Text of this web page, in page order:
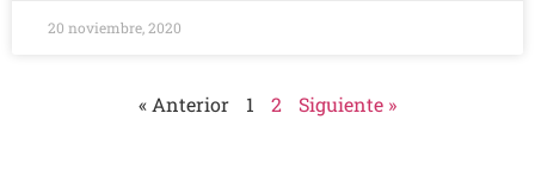
20 noviembre, 2020
« Anterior 1 2 Siguiente »